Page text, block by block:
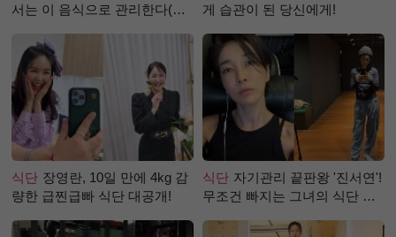
서는 이 음식으로 관리한다(생
게 습관이 된 당신에게!
식단 장영란, 10일 만에 4kg 감
량한 급찐급빠 식단 대공개!
식단 자기관리 끝판왕 '진서연'!
무조건 빠지는 그녀의 식단 정